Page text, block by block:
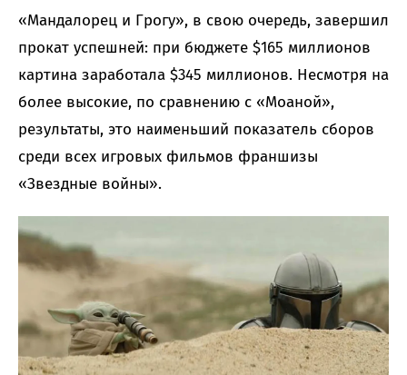
«Мандалорец и Грогу», в свою очередь, завершил
прокат успешней: при бюджете $165 миллионов
картина заработала $345 миллионов. Несмотря на
более высокие, по сравнению с «Моаной»,
результаты, это наименьший показатель сборов
среди всех игровых фильмов франшизы
«Звездные войны».